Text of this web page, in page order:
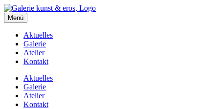
kunst&eros
Galerie und Atelier
Menü
Aktuelles
Galerie
Atelier
Kontakt
Aktuelles
Galerie
Atelier
Kontakt